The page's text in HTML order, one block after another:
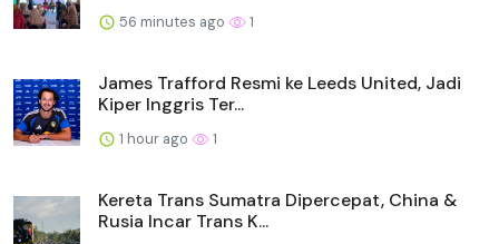
56 minutes ago 1
James Trafford Resmi ke Leeds United, Jadi
Kiper Inggris Ter...
1 hour ago 1
Kereta Trans Sumatra Dipercepat, China &
Rusia Incar Trans K...